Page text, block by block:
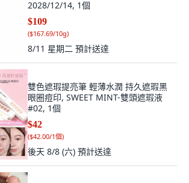
2028/12/14, 1個
$109
($167.69/10g)
8/11 星期二 預計送達
雙色遮瑕提亮筆 輕薄水潤 持久遮瑕黑
眼圈痘印, SWEET MINT-雙頭遮瑕液
#02, 1個
$42
($42.00/1個)
後天 8/8 (六) 預計送達